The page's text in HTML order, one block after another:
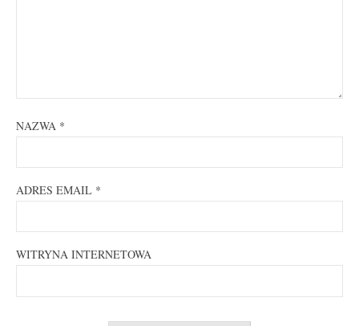
NAZWA *
ADRES EMAIL *
WITRYNA INTERNETOWA